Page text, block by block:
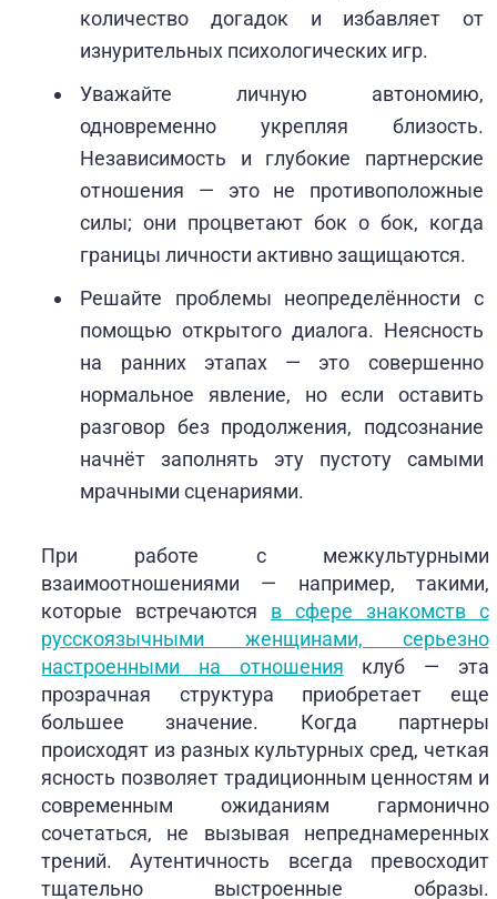
количество догадок и избавляет от
изнурительных психологических игр.
Уважайте личную автономию,
одновременно укрепляя близость.
Независимость и глубокие партнерские
отношения — это не противоположные
силы; они процветают бок о бок, когда
границы личности активно защищаются.
Решайте проблемы неопределённости с
помощью открытого диалога. Неясность
на ранних этапах — это совершенно
нормальное явление, но если оставить
разговор без продолжения, подсознание
начнёт заполнять эту пустоту самыми
мрачными сценариями.
При работе с межкультурными
взаимоотношениями — например, такими,
которые встречаются в сфере знакомств с
русскоязычными женщинами, серьезно
настроенными на отношения клуб — эта
прозрачная структура приобретает еще
большее значение. Когда партнеры
происходят из разных культурных сред, четкая
ясность позволяет традиционным ценностям и
современным ожиданиям гармонично
сочетаться, не вызывая непреднамеренных
трений. Аутентичность всегда превосходит
тщательно выстроенные образы.